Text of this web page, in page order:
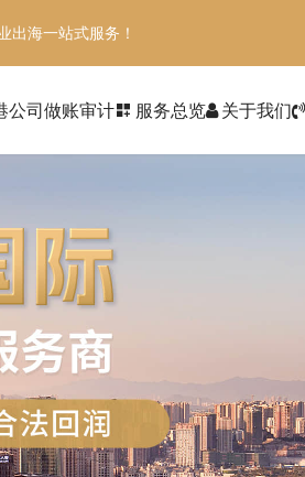
出海一站式服务！
公司做账审计dashboard_customize 服务总览 关于我们